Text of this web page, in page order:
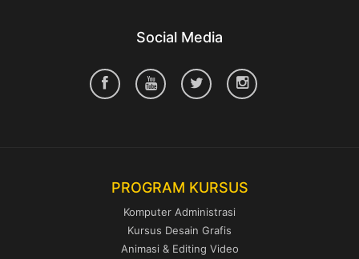
Social Media
PROGRAM KURSUS
Komputer Administrasi
Kursus Desain Grafis
Animasi & Editing Video